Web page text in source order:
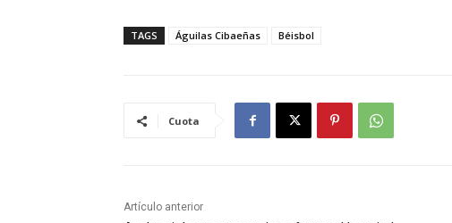
TAGS Águilas Cibaeñas Béisbol
Cuota
Artículo anterior